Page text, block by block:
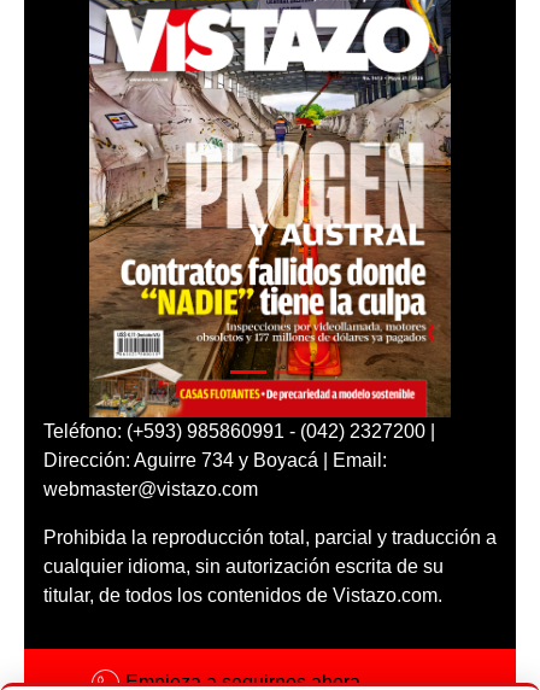
Teléfono: (+593) 985860991 - (042) 2327200 |
Dirección: Aguirre 734 y Boyacá | Email:
webmaster@vistazo.com
Prohibida la reproducción total, parcial y traducción a
cualquier idioma, sin autorización escrita de su
titular, de todos los contenidos de Vistazo.com.
Empieza a seguirnos ahora